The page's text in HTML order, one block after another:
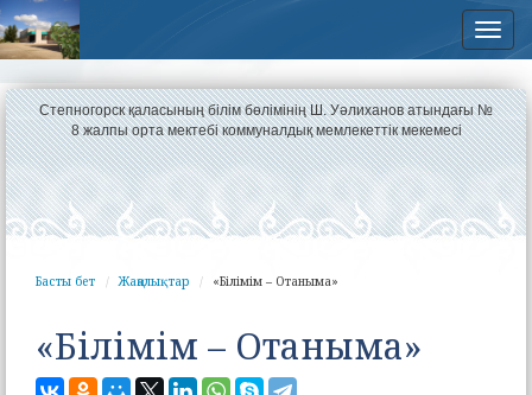
Степногорск қаласының білім бөлімінің Ш. Уәлиханов атындағы №
8 жалпы орта мектебі коммуналдық мемлекеттік мекемесі
Басты бет Жаңалықтар «Білімім – Отаныма»
«Білімім – Отаныма»